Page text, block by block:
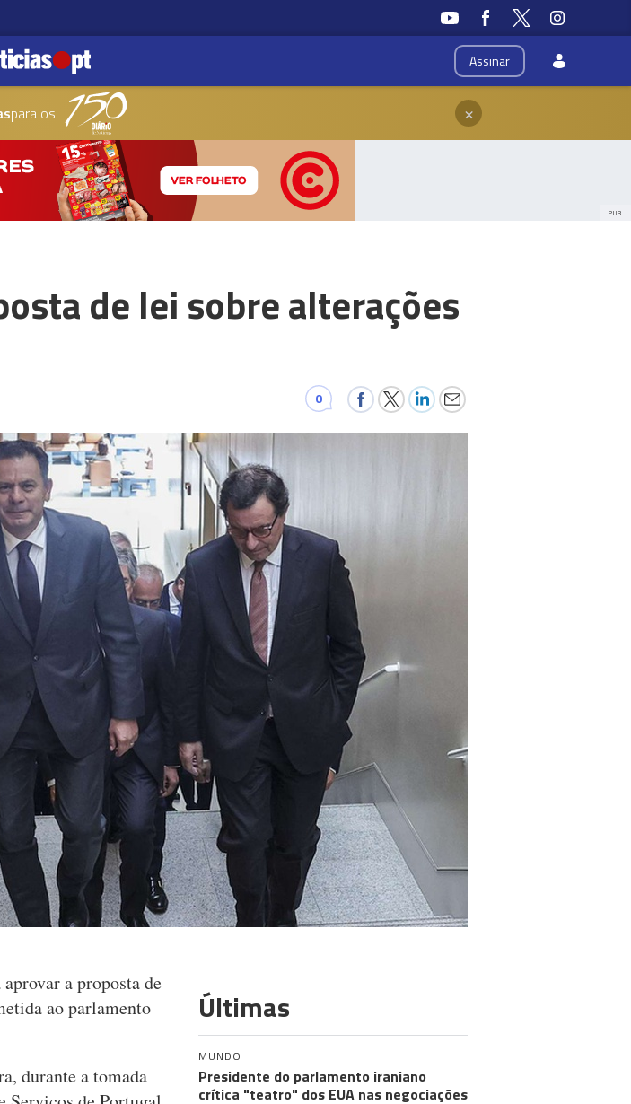
Assinar
para os ×
PUB
de lei sobre alterações
0
a proposta de
ao parlamento
durante a tomada
Últimas
MUNDO
Presidente do parlamento iraniano
crítica "teatro" dos EUA nas negociações